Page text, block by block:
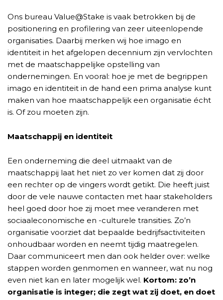
Ons bureau Value@Stake is vaak betrokken bij de
positionering en profilering van zeer uiteenlopende
organisaties. Daarbij merken wij hoe imago en
identiteit in het afgelopen decennium zijn vervlochten
met de maatschappelijke opstelling van
ondernemingen. En vooral: hoe je met de begrippen
imago en identiteit in de hand een prima analyse kunt
maken van hoe maatschappelijk een organisatie écht
is. Of zou moeten zijn.
Maatschappij en identiteit
Een onderneming die deel uitmaakt van de
maatschappij laat het niet zo ver komen dat zij door
een rechter op de vingers wordt getikt. Die heeft juist
door de vele nauwe contacten met haar stakeholders
heel goed door hoe zij moet mee veranderen met
sociaaleconomische en -culturele transities. Zo’n
organisatie voorziet dat bepaalde bedrijfsactiviteiten
onhoudbaar worden en neemt tijdig maatregelen.
Daar communiceert men dan ook helder over: welke
stappen worden genmomen en wanneer, wat nu nog
even niet kan en later mogelijk wel. Kortom: zo’n
organisatie is integer; die zegt wat zij doet, en doet